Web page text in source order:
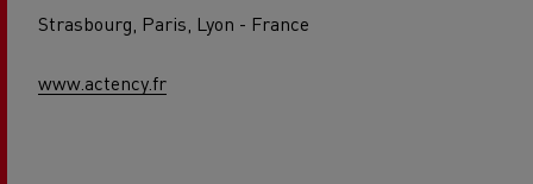
Strasbourg, Paris, Lyon - France
www.actency.fr